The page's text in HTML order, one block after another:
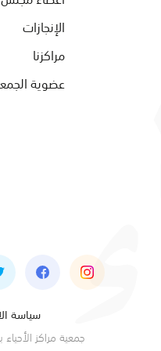
الإنجازات
مراكزنا
عضوية
سياسة
جمعية مراكز